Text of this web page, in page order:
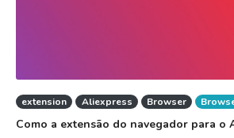
extension Aliexpress Browser
Como a extensão do navegador para o